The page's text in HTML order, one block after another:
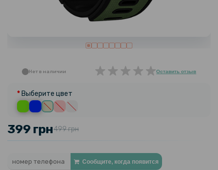
Нет в наличии Оставить отзыв
Выберите цвет
399 грн499 грн
Сообщите, когда появится